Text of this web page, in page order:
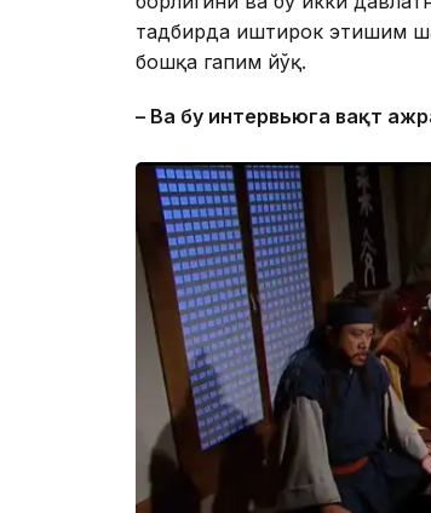
тадбирда иштирок этишим
бошқа гапим йўқ.
– Ва бу интервьюга вақт